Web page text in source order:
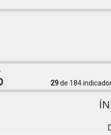
29de 184